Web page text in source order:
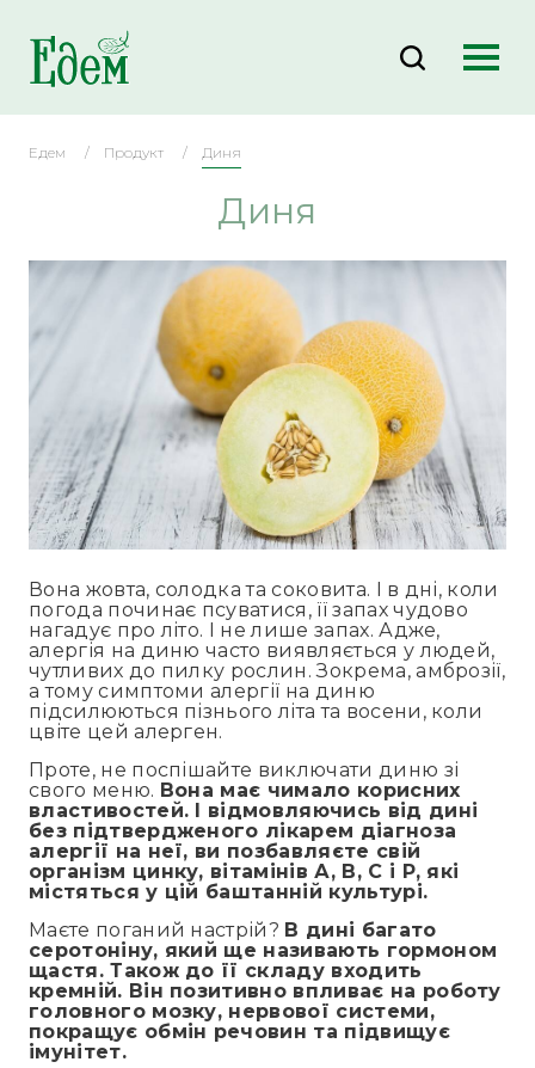
Едем Продукт Диня
Диня
Вона жовта, солодка та соковита. І в дні, коли
погода починає псуватися, її запах чудово
нагадує про літо. І не лише запах. Адже,
алергія на диню часто виявляється у людей,
чутливих до пилку рослин. Зокрема, амброзії,
а тому симптоми алергії на диню
підсилюються пізнього літа та восени, коли
цвіте цей алерген.
Проте, не поспішайте виключати диню зі
свого меню. Вона має чимало корисних
властивостей. І відмовляючись від дині
без підтвердженого лікарем діагноза
алергії на неї, ви позбавляєте свій
організм цинку, вітамінів А, В, С і Р, які
містяться у цій баштанній культурі.
Маєте поганий настрій? В дині багато
серотоніну, який ще називають гормоном
щастя. Також до її складу входить
кремній. Він позитивно впливає на роботу
головного мозку, нервової системи,
покращує обмін речовин та підвищує
імунітет.